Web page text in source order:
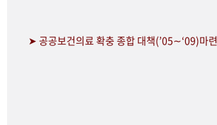
➤ 공공보건의료 확충 종합 대책(’05∼‘09)마련